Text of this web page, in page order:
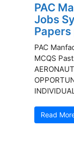
PAC
Jobs
PAC
MCQS
Read